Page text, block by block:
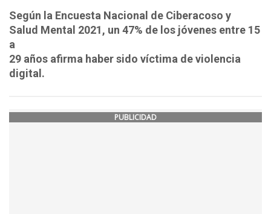
Según la Encuesta Nacional de Ciberacoso y
Salud Mental 2021, un 47% de los jóvenes entre 15
a
29 años afirma haber sido víctima de violencia
digital.
PUBLICIDAD